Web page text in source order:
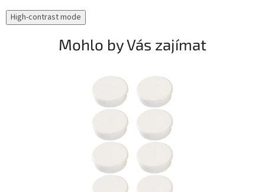
High-contrast mode
Mohlo by Vás zajímat